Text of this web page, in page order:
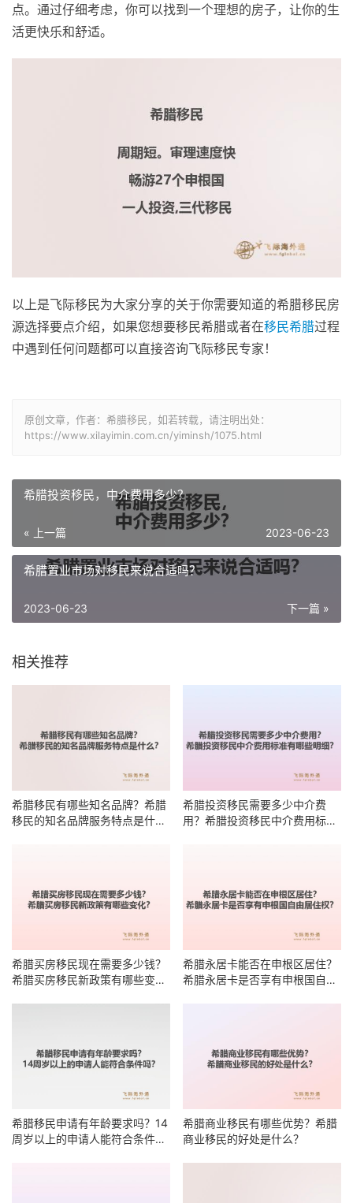
点。通过仔细考虑，你可以找到一个理想的房子，让你的生
活更快乐和舒适。
以上是飞际移民为大家分享的关于你需要知道的希腊移民房
源选择要点介绍，如果您想要移民希腊或者在移民希腊过程
中遇到任何问题都可以直接咨询飞际移民专家！
原创文章，作者：希腊移民，如若转载，请注明出处：
https://www.xilayimin.com.cn/yiminsh/1075.html
希腊投资移民，中介费用多少？
« 上一篇 2023-06-23
希腊置业市场对移民来说合适吗？
下一篇 »
2023-06-23
相关推荐
希腊移民有哪些知名品牌？希腊
移民的知名品牌服务特点是什
希腊投资移民需要多少中介费
用？希腊投资移民中介费用标准
希腊买房移民现在需要多少钱？
希腊买房移民新政策有哪些变
希腊永居卡能否在申根区居住？
希腊永居卡是否享有申根国自由
希腊移民申请有年龄要求吗？14
周岁以上的申请人能符合条件
希腊商业移民有哪些优势？希腊
商业移民的好处是什么？